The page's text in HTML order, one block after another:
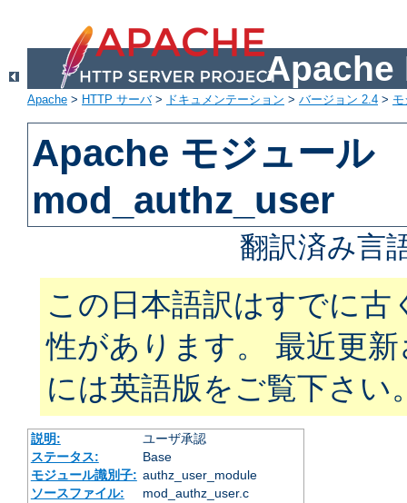
Apache
Apache > HTTP サーバ> ドキュメンテーション > バージョン 2.4 >
Apache モジュール
mod_authz_user
翻訳済み言
この日本語訳はすでに古
性があります。 最近更
には英語版をご覧下さい
説明:
ユーザ承認
ステータス:
Base
モジュール識別子: authz_user_module
ソースファイル:
mod_authz_user.c